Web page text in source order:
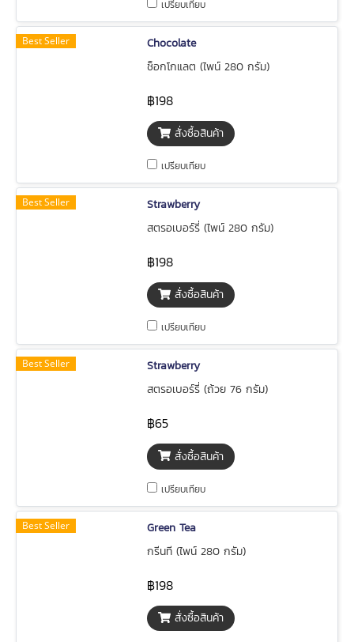
เปรียบเทียบ
Best Seller
Chocolate
ช็อกโกแลต (ไพน์ 280 กรัม)
฿198
สั่งซื้อสินค้า
เปรียบเทียบ
Best Seller
Strawberry
สตรอเบอร์รี่ (ไพน์ 280 กรัม)
฿198
สั่งซื้อสินค้า
เปรียบเทียบ
Best Seller
Strawberry
สตรอเบอร์รี่ (ถ้วย 76 กรัม)
฿65
สั่งซื้อสินค้า
เปรียบเทียบ
Best Seller
Green Tea
กรีนที (ไพน์ 280 กรัม)
฿198
สั่งซื้อสินค้า